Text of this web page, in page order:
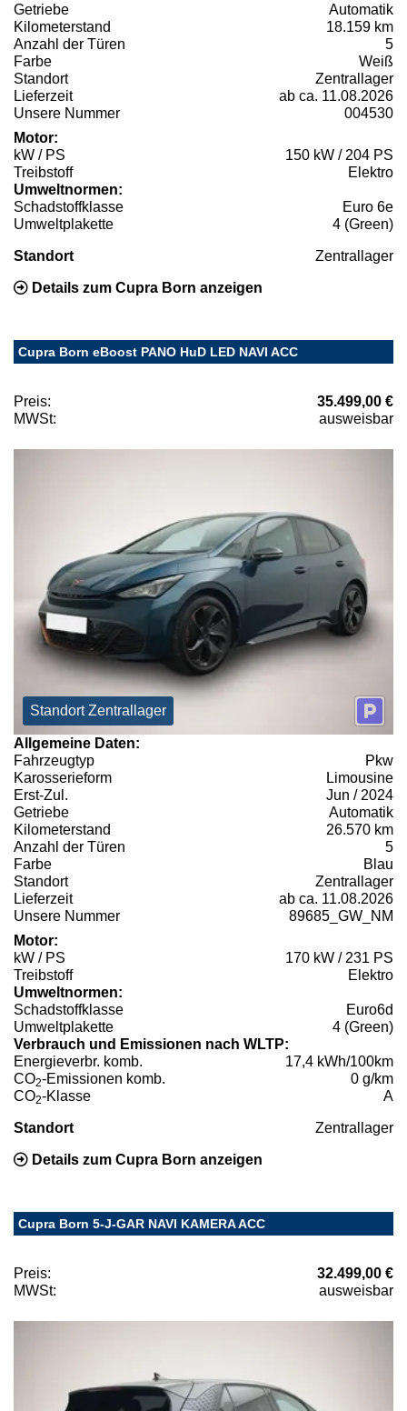
Getriebe
Automatik
Kilometerstand
18.159 km
Anzahl der Türen
5
Farbe
Weiß
Standort
Zentrallager
Lieferzeit
ab ca. 11.08.2026
Unsere Nummer
004530
Motor:
kW / PS
150 kW / 204 PS
Treibstoff
Elektro
Umweltnormen:
Schadstoffklasse
Euro 6e
Umweltplakette
4 (Green)
Standort Zentrallager
Details zum Cupra Born anzeigen
Cupra Born eBoost PANO HuD LED NAVI ACC
Preis:
35.499,00 €
MWSt:
ausweisbar
Standort Zentrallager
Allgemeine Daten:
Fahrzeugtyp
Pkw
Karosserieform
Limousine
Erst-Zul.
Jun / 2024
Getriebe
Automatik
Kilometerstand
26.570 km
Anzahl der Türen
5
Farbe
Blau
Standort
Zentrallager
Lieferzeit
ab ca. 11.08.2026
Unsere Nummer
89685_GW_NM
Motor:
kW / PS
170 kW / 231 PS
Treibstoff
Elektro
Umweltnormen:
Schadstoffklasse
Euro6d
Umweltplakette
4 (Green)
Verbrauch und Emissionen nach WLTP:
Energieverbr. komb.
17,4 kWh/100km
CO2-Emissionen komb.
0 g/km
CO2-Klasse A
Standort Zentrallager
Details zum Cupra Born anzeigen
Cupra Born 5-J-GAR NAVI KAMERA ACC
Preis:
32.499,00 €
MWSt:
ausweisbar